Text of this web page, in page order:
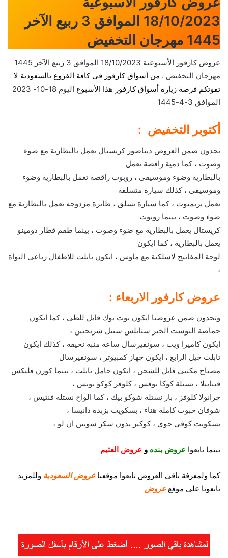
18/10/2023 الموافق 3 ربيع الآخر
1445 مهرجان التخفيض
عروض كارفور الأسبوعية 18/10/2023 الموافق 3 ربيع الآخر 1445
مهرجان التخفيض . من أسواق كارفور في كافة الفروع بالسعودية لا
تفوتكم فرصة زيارة أسواق كارفور هذا الأسبوع
اليوم 18-10- 2023
الموافق 3-4-1445
أكتوبر التخفيض :
تجدون ضمن العروض ديناصور كريستال يعمل بالبطارية مع ضوء
وصوت ، كما دمية راقصة تعمل
بالبطارية وضوء وموسيقى ، روبوت راقصة تعمل بالبطارية وضوء
وموسيقى ، كذلك سيارة متسلقة
تعمل بريمنوت ، كما سيارة تسلق ، طائرة مزدوجه تعمل بالبطارية مع
ضوء وصوت ، بينما روبوت
كريستال يعمل بالبطارية مع ضوء وصوت ، بينما طقم قطار دومينو
يعمل بالبطارية ، كما ايكون
لوحة المفاتيح لاسلكية مع ماوس ، ايكون تابلت للاطفال رباعي النواة
،
عروض كارفور الاربعاء :
وتجدون ضمن عروضنا ايكون نوت بوك قابل للطي ، كما ايكون
حماصة التوست الخبز ستاتلس ستيل شريحتين ،
ايكون كاميرا ويب ، سونفيرسال ساعة منبه نحيفه ، كذلك ايكون
تابلت جيل الرابع ، ايكون جهاز كمبيوتر ، سونفيرسال
مصباح مكتبي قابل للشحن ، ايكون حامل تابلت ، بينما كورن فليكس
فيتابيلا ، نستلة كوكا بوفس ، كلوفز كوكو بوبس ،
جرانولا كلوفز ، بار نستلة شوكو بيك ، كما الواح نستلة فنتيس ،
شوفان حبوب كاملة هناء ، بسكويت بزبدة دانيسا ،
بسكويت كوفي جوي ، كوكيز بدون سكر سويتن ان لو ،
بينما تابعوا عروض بنده و عروض العثيم
كما ولمعرفة باقي العروض تابعوا موقعنا عروض السعودية وللمزيد
تابعونا على موقع عروض